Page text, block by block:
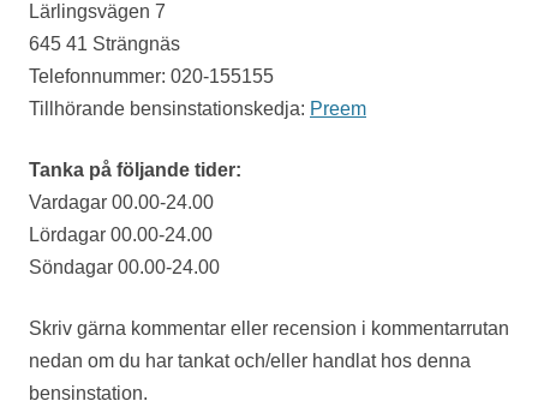
Lärlingsvägen 7
645 41 Strängnäs
Telefonnummer: 020-155155
Tillhörande bensinstationskedja: Preem
Tanka på följande tider:
Vardagar 00.00-24.00
Lördagar 00.00-24.00
Söndagar 00.00-24.00
Skriv gärna kommentar eller recension i kommentarrutan
nedan om du har tankat och/eller handlat hos denna
bensinstation.